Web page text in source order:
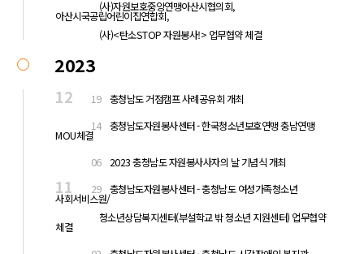
(사)자원보호중앙연맹아산시협의회,
아산시국공립어린이집연합회,
(사)<탄소STOP 자원봉사!> 업무협약 체결
2023
12 19 충청남도 거점캠프 사례공유회 개최
14 충청남도자원봉사센터 - 한국청소년보호연맹 충남연맹
MOU체결
06 2023 충청남도 자원봉사사자의 날 기념식 개최
11 29 충청남도자원봉사센터 - 충청남도 여성가족청소년
사회서비스원/
청소년상담복지센터(부설학교 밖 청소년 지원센터) 업무협약
체결